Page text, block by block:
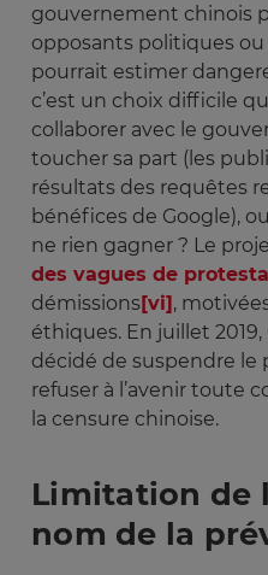
gouvernement chinois
opposants politiques ou
pourrait estimer
c’est un choix difficile
collaborer avec le
toucher sa part (les
résultats des requêtes
bénéfices de Google),
ne rien gagner ? Le
des vagues de
démissions[vi],
éthiques. En juillet
décidé de suspendre le
refuser à l’avenir toute
la censure chinoise.
Limitation de
nom de la